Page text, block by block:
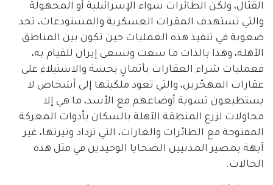
القتال، ولكن الطائرات سواء الإسرائيلية أو المجهولة
والتي تستهدف المقرات العسكرية والمستودعات، تجد
صعوبة في تنفيذ هذه العمليات حين تكون بين المناطق
الآهلة، وهذا بالذات ما سعت وتسعى إيران للقيام به،
فعمليات شراء العقارات بأثمانٍ بخسة والاستيلاء على
عقارات المهجّرين، والتي تعود ملكيتها إلى أشخاص لا
يستطيعون تسوية أوضاعهم مع الأسد، ما هي إلا
محاولات لزرع المنطقة الآهلة بالسكان بأدوات المعركة
المفتوحة مع الطائرات والغارات، التي تزداد وتيرتها، غير
آبهة بمصير المدنيين الضحايا الوحيدين في مثل هذه
الحالات.